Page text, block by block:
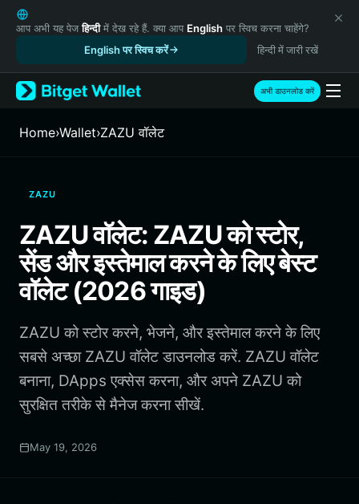
English
日本語
Русский
Español (Latinoamérica)
Türkçe
Italiano
繁體中文
Português (Portugal)
Bahasa Indonesia
ภาษาไทย
Português (Brasil)
Español (Argentina)
आप अभी यह पेजहिन्दीमें देख रहे हैं. क्या आप English पर स्विच करना चाहेंगे?
English पर स्विच करें
हिन्दी में जारी रखें
अभी डाउनलोड करें
Home›Wallet›ZAZU वॉलेट
ZAZU
ZAZU वॉलेट: ZAZU को स्टोर,
सेंड और इस्तेमाल करने के लिए बेस्ट
वॉलेट (2026 गाइड)
ZAZU को स्टोर करने, भेजने, और इस्तेमाल करने के लिए
सबसे अच्छा ZAZU वॉलेट डाउनलोड करें. ZAZU वॉलेट
बनाना, DApps एक्सेस करना, और अपने ZAZU को
सुरक्षित तरीके से मैनेज करना सीखें.
May 19, 2026